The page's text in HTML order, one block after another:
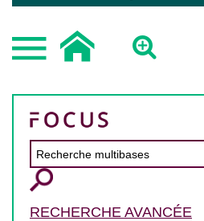
RECHERCHE AVANCÉE